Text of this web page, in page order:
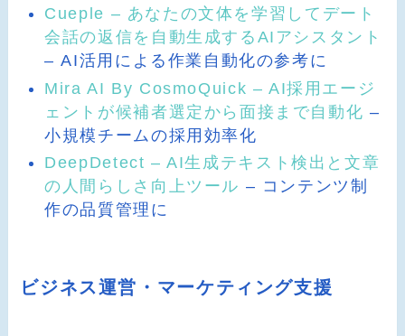
Cueple – あなたの文体を学習してデート
会話の返信を自動生成するAIアシスタント
– AI活用による作業自動化の参考に
Mira AI By CosmoQuick – AI採用エージ
ェントが候補者選定から面接まで自動化 –
小規模チームの採用効率化
DeepDetect – AI生成テキスト検出と文章
の人間らしさ向上ツール – コンテンツ制
作の品質管理に
ビジネス運営・マーケティング支援